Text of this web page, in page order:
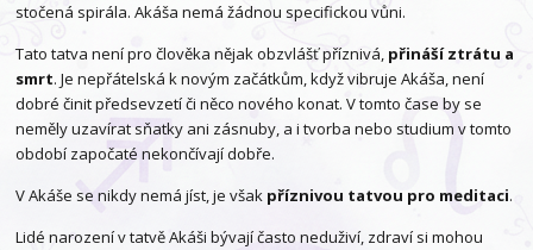
stočená spirála. Akáša nemá žádnou specifickou vůni.
Tato tatva není pro člověka nějak obzvlášť příznivá, přináší ztrátu a
smrt. Je nepřátelská k novým začátkům, když vibruje Akáša, není
dobré činit předsevzetí či něco nového konat. V tomto čase by se
neměly uzavírat sňatky ani zásnuby, a i tvorba nebo studium v tomto
období započaté nekončívají dobře.
V Akáše se nikdy nemá jíst, je však příznivou tatvou pro meditaci.
Lidé narození v tatvě Akáši bývají často neduživí, zdraví si mohou